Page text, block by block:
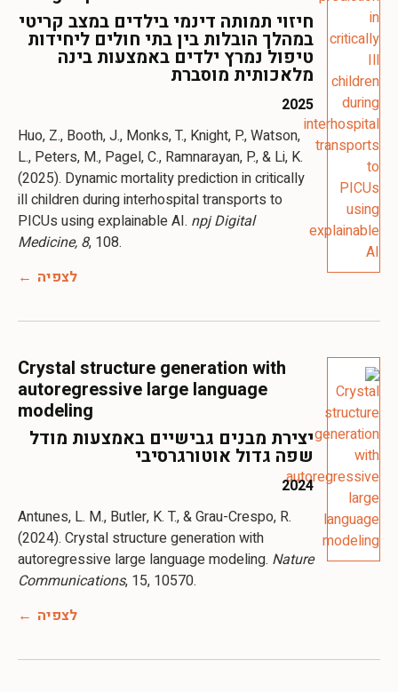
חיזוי תמותה דינמי בילדים במצב קריטי
במהלך הובלות בין בתי חולים ליחידות
טיפול נמרץ ילדים באמצעות בינה
מלאכותית מוסברת
2025
Huo, Z., Booth, J., Monks, T., Knight, P., Watson,
L., Peters, M., Pagel, C., Ramnarayan, P., & Li, K.
(2025). Dynamic mortality prediction in critically
ill children during interhospital transports to
PICUs using explainable AI. npj Digital
Medicine, 8, 108.
לצפיה
Crystal structure generation with
autoregressive large language
modeling
יצירת מבנים גבישיים באמצעות מודל
שפה גדול אוטורגרסיבי
2024
Antunes, L. M., Butler, K. T., & Grau-Crespo, R.
(2024). Crystal structure generation with
autoregressive large language modeling. Nature
Communications, 15, 10570.
לצפיה